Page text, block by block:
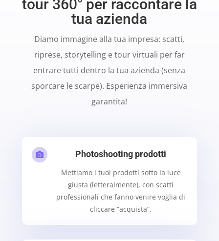
tour 360° per raccontare la
tua azienda
Diamo immagine alla tua impresa: scatti,
riprese, storytelling e tour virtuali per far
entrare tutti dentro la tua azienda (senza
sporcare le scarpe). Esperienza immersiva
garantita!
 Photoshooting prodotti
Mettiamo i tuoi prodotti sotto la luce
giusta (letteralmente), con scatti
professionali che fanno venire voglia di
cliccare “acquista”.